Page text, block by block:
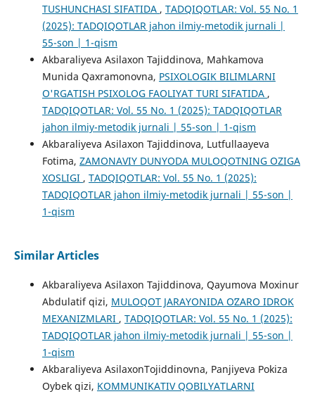
TUSHUNCHASI SIFATIDA , TADQIQOTLAR: Vol. 55 No. 1
(2025): TADQIQOTLAR jahon ilmiy-metodik jurnali |
55-son | 1-qism
Akbaraliyeva Asilaxon Tajiddinova, Mahkamova
Munida Qaxramonovna, PSIXOLOGIK BILIMLARNI
O'RGATISH PSIXOLOG FAOLIYAT TURI SIFATIDA ,
TADQIQOTLAR: Vol. 55 No. 1 (2025): TADQIQOTLAR
jahon ilmiy-metodik jurnali | 55-son | 1-qism
Akbaraliyeva Asilaxon Tajiddinova, Lutfullaayeva
Fotima, ZAMONAVIY DUNYODA MULOQOTNING OZIGA
XOSLIGI , TADQIQOTLAR: Vol. 55 No. 1 (2025):
TADQIQOTLAR jahon ilmiy-metodik jurnali | 55-son |
1-qism
Similar Articles
Akbaraliyeva Asilaxon Tajiddinova, Qayumova Moxinur
Abdulatif qizi, MULOQOT JARAYONIDA OʻZARO IDROK
MEXANIZMLARI , TADQIQOTLAR: Vol. 55 No. 1 (2025):
TADQIQOTLAR jahon ilmiy-metodik jurnali | 55-son |
1-qism
Akbaraliyeva AsilaxonTojiddinovna, Panjiyeva Pokiza
Oybek qizi, KOMMUNIKATIV QOBILYATLARNI